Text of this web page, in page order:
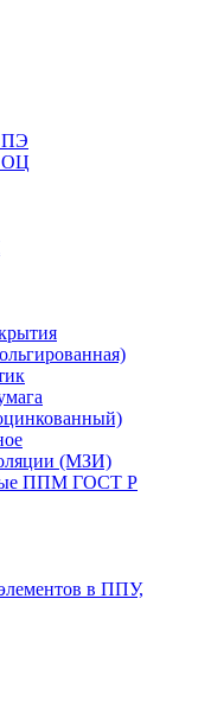
ПЭ
ОЦ
(МЗИ)
ППМ ГОСТ Р
в ППУ,